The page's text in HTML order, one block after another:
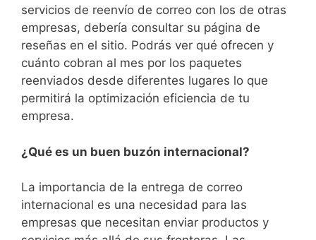
servicios de reenvío de correo con los de otras
empresas, debería consultar su página de
reseñas en el sitio. Podrás ver qué ofrecen y
cuánto cobran al mes por los paquetes
reenviados desde diferentes lugares lo que
permitirá la optimización eficiencia de tu
empresa.
¿Qué es un buen buzón internacional?
La importancia de la entrega de correo
internacional es una necesidad para las
empresas que necesitan enviar productos y